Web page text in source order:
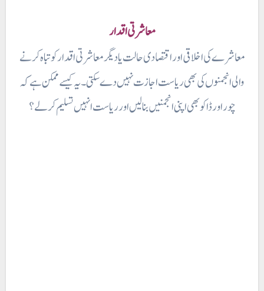
معاشرتی اقدار
معاشرے کی اخلاقی اور اقتصادی حالت یا دیگر معاشرتی اقدار کو تباہ کرنے
والی انجمنوں کی بھی ریاست اجازت نہیں دے سکتی۔ یہ کیسےممکن ہے کہ
چور اور ڈاکو بھی اپنی انجمنیں بنالیں اور ریاست انہیں تسلیم کرلے؟